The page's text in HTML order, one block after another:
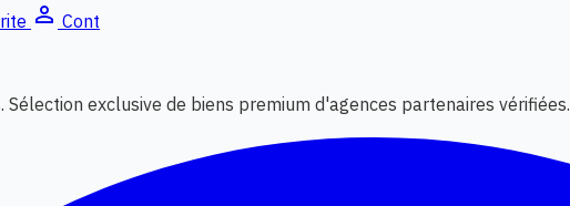
person_outline Cont
exclusive de biens premium d'agences partenaires vérifiées.